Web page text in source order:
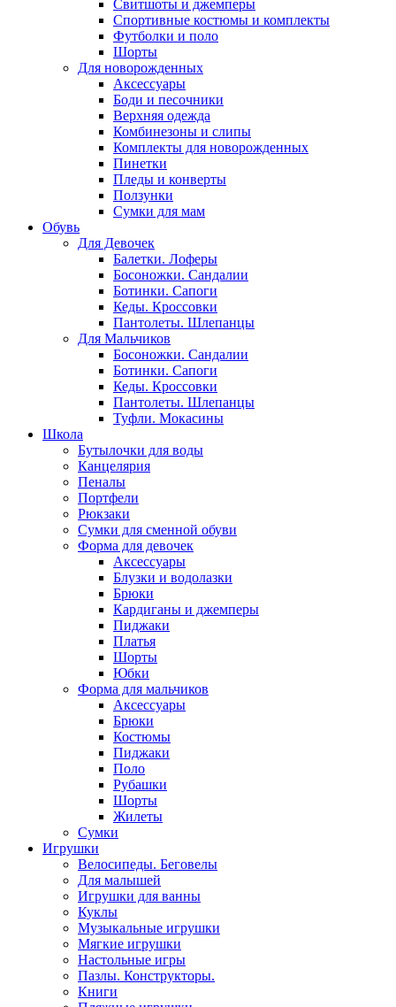
Свитшоты и джемперы
Спортивные костюмы и комплекты
Футболки и поло
Шорты
Для новорожденных
Аксессуары
Боди и песочники
Верхняя одежда
Комбинезоны и слипы
Комплекты для новорожденных
Пинетки
Пледы и конверты
Ползунки
Сумки для мам
Обувь
Для Девочек
Балетки. Лоферы
Босоножки. Сандалии
Ботинки. Сапоги
Кеды. Кроссовки
Пантолеты. Шлепанцы
Для Мальчиков
Босоножки. Сандалии
Ботинки. Сапоги
Кеды. Кроссовки
Пантолеты. Шлепанцы
Туфли. Мокасины
Школа
Бутылочки для воды
Канцелярия
Пеналы
Портфели
Рюкзаки
Сумки для сменной обуви
Форма для девочек
Аксессуары
Блузки и водолазки
Брюки
Кардиганы и джемперы
Пиджаки
Платья
Шорты
Юбки
Форма для мальчиков
Аксессуары
Брюки
Костюмы
Пиджаки
Поло
Рубашки
Шорты
Жилеты
Сумки
Игрушки
Велосипеды. Беговелы
Для малышей
Игрушки для ванны
Куклы
Музыкальные игрушки
Мягкие игрушки
Настольные игры
Пазлы. Конструкторы.
Книги